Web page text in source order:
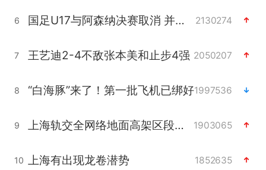
6 国足U17与阿森纳决赛取消 并列冠军 2130274
7 王艺迪2-4不敌张本美和止步4强 2050207
8 “白海豚”来了！第一批飞机已绑好1997536
9 上海轨交全网络地面高架区段限速运行 1903065
10 上海有出现龙卷潜势 1852635